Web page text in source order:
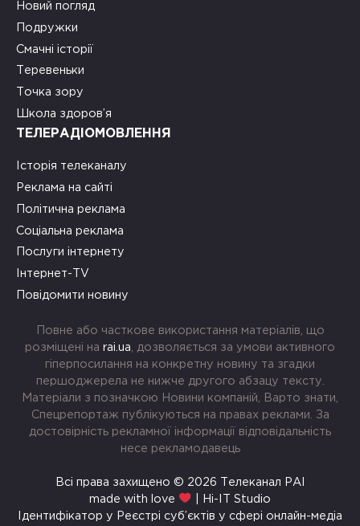
Новий погляд
Подружки
Смачні історії
Теревеньки
Точка зору
Школа здоров’я
ТЕЛЕРАДІОМОВЛЕННЯ
Історія телеканалу
Реклама на сайті
Політична реклама
Соціальна реклама
Послуги інтернету
Інтернет-TV
Повідомити новину
Повне або часткове використання матеріалів, що
розміщені на rai.ua , дозволяється за умови активного
гіперпосилання на конкретну новину та згадки
першоджерела не нижче другого абзацу тексту.
Матеріали з позначкою Новини компаній, Варто знати,
Спецрепортаж публікуються на правах реклами. За
достовірність рекламної інформації відповідальність
несе рекламодавець
Всі права захищено © 2026 Телеканал РАІ
made with love
| Hi-IT Studio
Ідентифікатор у Реєстрі суб’єктів у сфері онлайн-медіа